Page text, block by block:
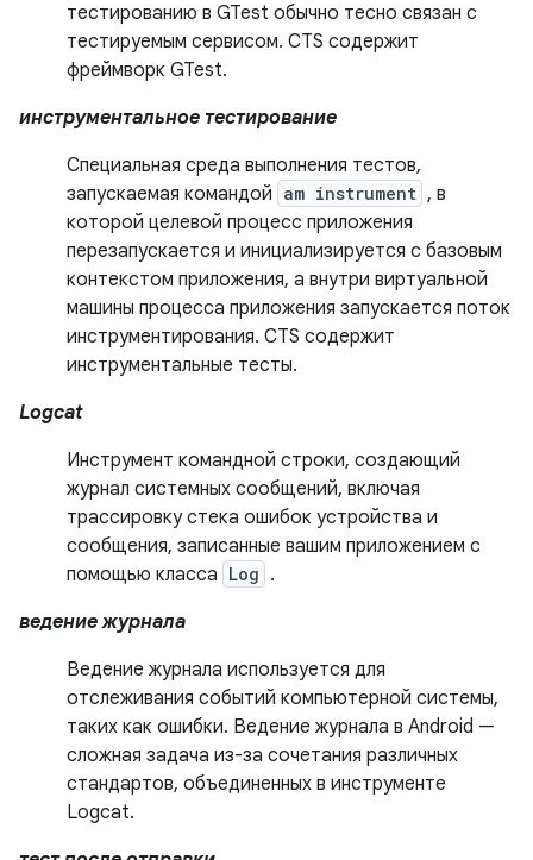
тестированию в GTest обычно тесно связан с
тестируемым сервисом. CTS содержит
фреймворк GTest.
инструментальное тестирование
Специальная среда выполнения тестов,
запускаемая командой am instrument , в
которой целевой процесс приложения
перезапускается и инициализируется с базовым
контекстом приложения, а внутри виртуальной
машины процесса приложения запускается поток
инструментирования. CTS содержит
инструментальные тесты.
Logcat
Инструмент командной строки, создающий
журнал системных сообщений, включая
трассировку стека ошибок устройства и
сообщения, записанные вашим приложением с
помощью класса Log .
ведение журнала
Ведение журнала используется для
отслеживания событий компьютерной системы,
таких как ошибки. Ведение журнала в Android —
сложная задача из-за сочетания различных
стандартов, объединенных в инструменте
Logcat.